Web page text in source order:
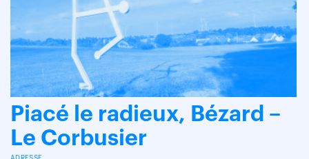
Piacé le radieux, Bézard –
Le Corbusier